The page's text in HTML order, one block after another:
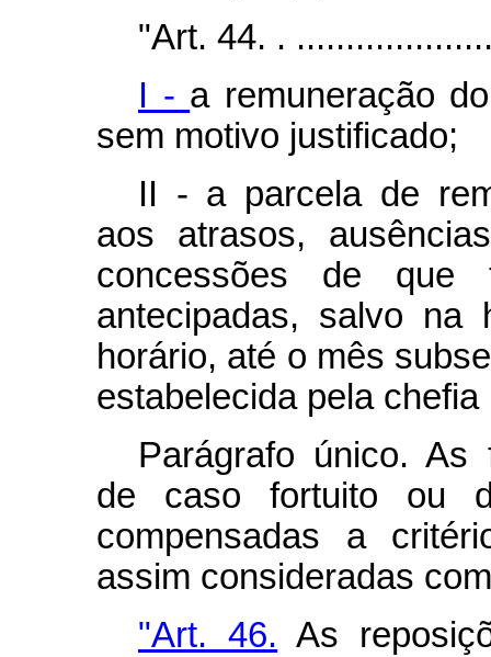
"Art. 44. .
I - a remuneração
sem motivo justificado;
II - a parcela de
aos atrasos,
concessões de
antecipadas, salvo na
horário, até o mês
estabelecida pela chefia
Parágrafo único. As
de caso fortuito ou
compensadas a
assim consideradas
"Art. 46. As